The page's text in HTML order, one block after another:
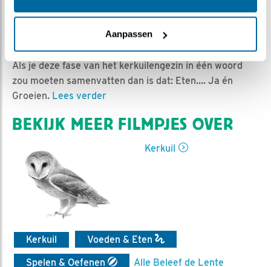
Aanpassen
Ed Hoogkamer | Geplaatst op 24 mei 2025, 15:00 |
Als je deze fase van het kerkuilengezin in één woord
zou moeten samenvatten dan is dat: Eten…. Ja én
Groeien. Lees verder
BEKIJK MEER FILMPJES OVER
Kerkuil
Kerkuil
Voeden & Eten
Spelen & Oefenen
Alle Beleef de Lente